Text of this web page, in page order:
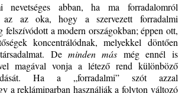
abban, ha ma forradalomról
az az oka, hogy a szervezett forradalmi
felszívódott a modern országokban; éppen ott,
koncentrálódnak, melyekkel döntően
De minden más még ennél is
magával vonja a létező rend különböző
Ha a „forradalmi” szót azzal
a reklámiparban használják a folyton változó